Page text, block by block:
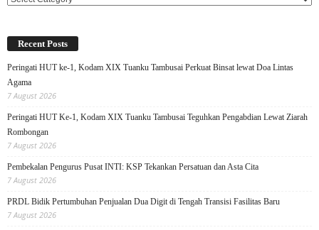
Recent Posts
Peringati HUT ke-1, Kodam XIX Tuanku Tambusai Perkuat Binsat lewat Doa Lintas
Agama
7 August 2026
Peringati HUT Ke-1, Kodam XIX Tuanku Tambusai Teguhkan Pengabdian Lewat Ziarah
Rombongan
7 August 2026
Pembekalan Pengurus Pusat INTI: KSP Tekankan Persatuan dan Asta Cita
7 August 2026
PRDL Bidik Pertumbuhan Penjualan Dua Digit di Tengah Transisi Fasilitas Baru
7 August 2026